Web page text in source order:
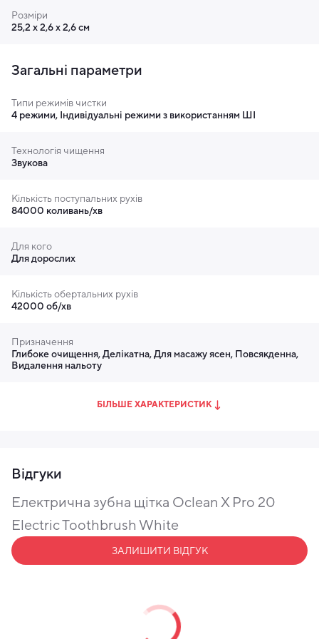
Потужна автономність та розумні режими
Електрична щітка здатна працювати до 40 днів без
Пристрій підтримує 4 стандартні режими чищення та
додатково дозволяє налаштовувати індивідуальні
можете обрати глибоке або делікатне очищення,
масаж ясен чи повсякденний режим для підтримки
забезпечуючи ефективне видалення нальоту та
Розміри
25,2 х 2,6 х 2,6 см
Загальні параметри
Типи режимів чистки
4 режими, Індивідуальні режими з використанням ШІ
Технологія чищення
Звукова
Кількість поступальних рухів
84000 коливань/хв
Для кого
Для дорослих
Кількість обертальних рухів
42000 об/хв
Призначення
Глибоке очищення, Делікатна, Для масажу ясен, Повсякденна,
Видалення нальоту
БІЛЬШЕ ХАРАКТЕРИСТИК
Відгуки
Електрична зубна щітка Oclean X Pro 20
Electric Toothbrush White
ЗАЛИШИТИ ВІДГУК